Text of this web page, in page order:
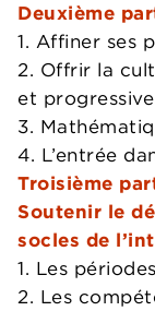
Deuxième
1. Affiner ses
2. Offrir la
et progressive
3.
4. L’entrée
Troisième
Soutenir le
socles de
1. Les
2. Les